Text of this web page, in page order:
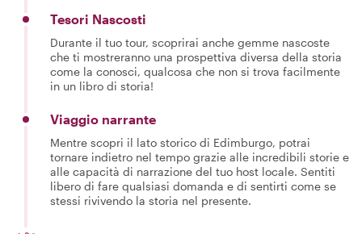
Tesori Nascosti
Durante il tuo tour, scoprirai anche gemme nascoste
che ti mostreranno una prospettiva diversa della storia
come la conosci, qualcosa che non si trova facilmente
in un libro di storia!
Viaggio narrante
Mentre scopri il lato storico di Edimburgo, potrai
tornare indietro nel tempo grazie alle incredibili storie e
alle capacità di narrazione del tuo host locale. Sentiti
libero di fare qualsiasi domanda e di sentirti come se
stessi rivivendo la storia nel presente.